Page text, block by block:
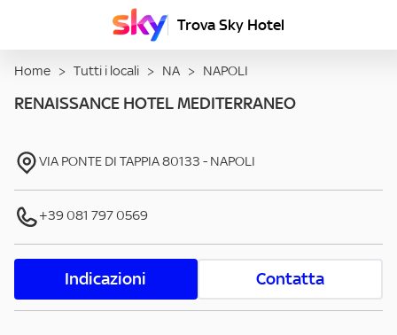
Trova Sky Hotel
Home > Tutti i locali > NA > NAPOLI
RENAISSANCE HOTEL MEDITERRANEO
VIA PONTE DI TAPPIA80133 - NAPOLI
+39 081 797 0569
Indicazioni Contatta